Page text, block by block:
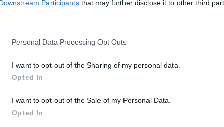
Participants that may further disclose it to other third
Personal Data Processing Opt Outs
I want to opt-out of the Sharing of my personal data.
Opted In
I want to opt-out of the Sale of my Personal Data.
Opted In